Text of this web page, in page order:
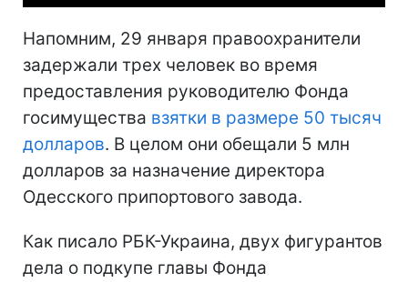
Напомним, 29 января правоохранители
задержали трех человек во время
предоставления руководителю Фонда
госимущества взятки в размере 50 тысяч
долларов. В целом они обещали 5 млн
долларов за назначение директора
Одесского припортового завода.
Как писало РБК-Украина, двух фигурантов
дела о подкупе главы Фонда